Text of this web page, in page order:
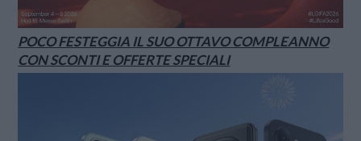
POCO FESTEGGIA IL SUO OTTAVO COMPLEANNO
CON SCONTI E OFFERTE SPECIALI